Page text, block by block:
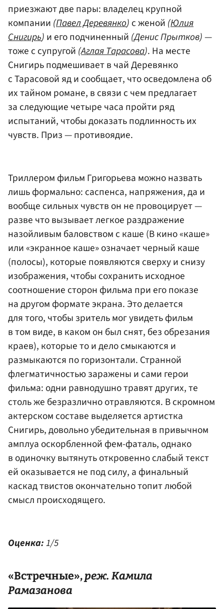
приезжают две пары: владелец крупной
компании (Павел Деревянко) с женой (Юлия
Снигирь) и его подчиненный (Денис Прытков)—
тоже с супругой (Аглая Тарасова). На месте
Снигирь подмешивает в чай Деревянко
с Тарасовой яд и сообщает, что осведомлена об
их тайном романе, в связи с чем предлагает
за следующие четыре часа пройти ряд
испытаний, чтобы доказать подлинность их
чувств. Приз — противоядие.
Триллером фильм Григорьева можно назвать
лишь формально: саспенса, напряжения, да и
вообще сильных чувств он не провоцирует —
разве что вызывает легкое раздражение
назойливым баловством с каше (В кино «каше»
или «экранное каше» означает черный каше
(полосы), которые появляются сверху и снизу
изображения, чтобы сохранить исходное
соотношение сторон фильма при его показе
на другом формате экрана. Это делается
для того, чтобы зритель мог увидеть фильм
в том виде, в каком он был снят, без обрезания
краев), которые то и дело смыкаются и
размыкаются по горизонтали. Странной
флегматичностью заражены и сами герои
фильма: одни равнодушно травят других, те
столь же безразлично отравляются. В скромном
актерском составе выделяется артистка
Снигирь, довольно убедительная в привычном
амплуа оскорбленной фем-фаталь, однако
в одиночку вытянуть откровенно слабый текст
ей оказывается не под силу, а финальный
каскад твистов окончательно топит любой
смысл происходящего.
Оценка:1/5
«Встречные»,реж. Камила
Рамазанова